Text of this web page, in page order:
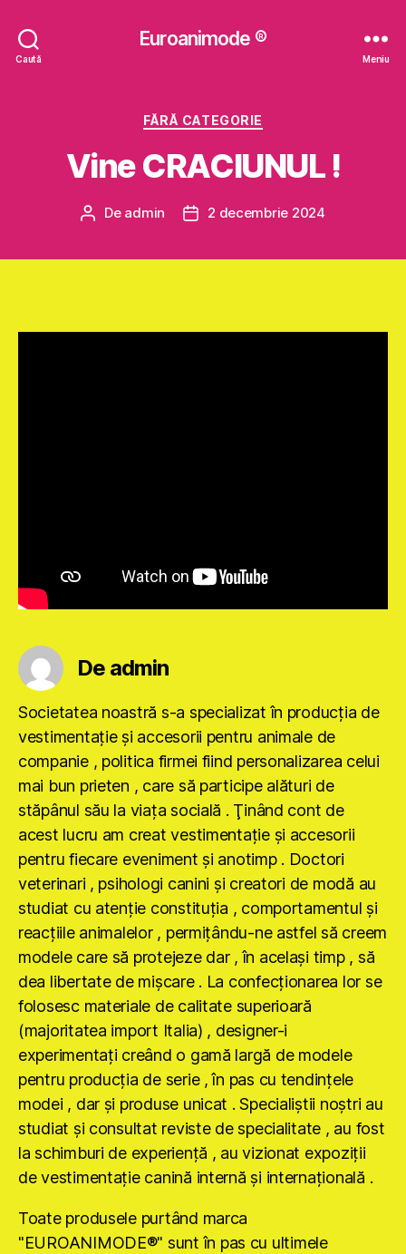
Caută
Euroanimode ®
Meniu
Categorii
FĂRĂ CATEGORIE
Vine CRACIUNUL !
Autor
De admin
Dată2 decembrie 2024
De admin
Societatea noastră s-a specializat în producţia de
vestimentaţie şi accesorii pentru animale de
companie , politica firmei fiind personalizarea celui
mai bun prieten , care să participe alături de
stăpânul său la viaţa socială . Ţinând cont de
acest lucru am creat vestimentaţie şi accesorii
pentru fiecare eveniment şi anotimp . Doctori
veterinari , psihologi canini şi creatori de modă au
studiat cu atenţie constituţia , comportamentul şi
reacţiile animalelor , permiţându-ne astfel să creem
modele care să protejeze dar , în acelaşi timp , să
dea libertate de mişcare . La confecţionarea lor se
folosesc materiale de calitate superioară
(majoritatea import Italia) , designer-i
experimentaţi creând o gamă largă de modele
pentru producţia de serie , în pas cu tendinţele
modei , dar şi produse unicat . Specialiştii noştri au
studiat şi consultat reviste de specialitate , au fost
la schimburi de experienţă , au vizionat expoziţii
de vestimentaţie canină internă şi internaţională .
Toate produsele purtând marca
"EUROANIMODE®" sunt în pas cu ultimele